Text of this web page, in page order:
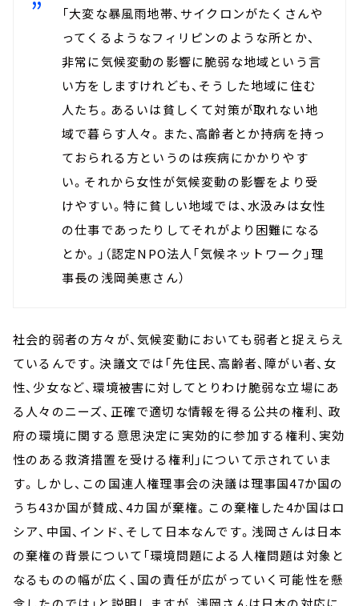
「大変な暴風雨地帯、サイクロンがたくさんや
ってくるようなフィリピンのような所とか、
非常に気候変動の影響に脆弱な地域という言
い方をしますけれども、そうした地域に住む
人たち。あるいは貧しくて対策が取れない地
域で暮らす人々。また、高齢者とか持病を持っ
ておられる方というのは疾病にかかりやす
い。それから女性が気候変動の影響をより受
けやすい。特に貧しい地域では、水汲みは女性
の仕事であったりしてそれがより困難になる
とか。」（認定NPO法人「気候ネットワーク」理
事長の浅岡美恵さん）
社会的弱者の方々が、気候変動においても弱者と捉えらえ
ているんです。決議文では「先住民、高齢者、障がい者、女
性、少女など、環境被害に対してとりわけ脆弱な立場にあ
る人々のニーズ、正確で適切な情報を得る公共の権利、 政
府の環境に関する意思決定に実効的に参加する権利、実効
性のある救済措置を受ける権利」について示されていま
す。しかし、この国連人権理事会の決議は理事国47か国の
うち43か国が賛成、4カ国が棄権。この棄権した4か国はロ
シア、中国、インド、そして日本なんです。浅岡さんは日本
の棄権の背景について「環境問題による人権問題は対象と
なるものの幅が広く、国の責任が広がっていく可能性を懸